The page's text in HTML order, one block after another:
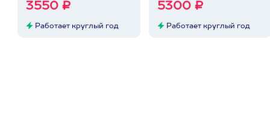
3550 ₽
Работает круглый год
5300 ₽
Работает круглый год